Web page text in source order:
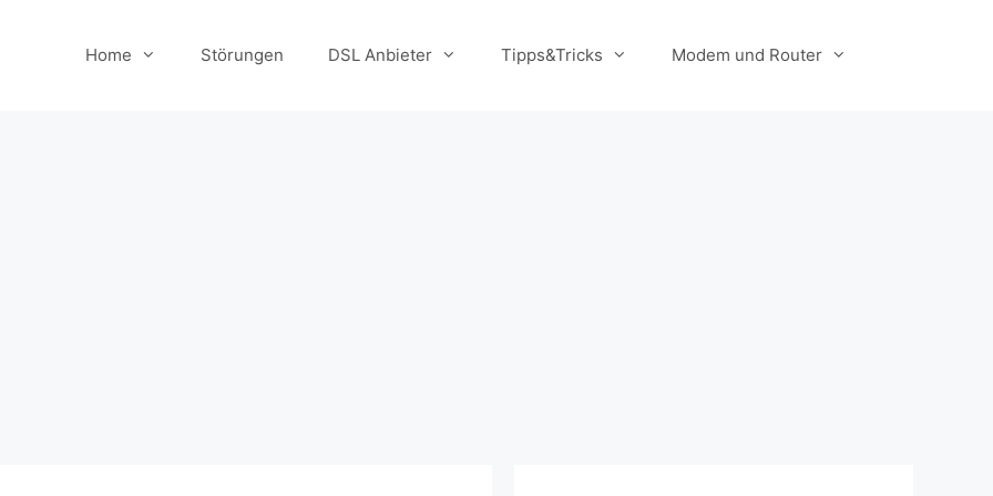
Home Störungen DSL Anbieter Tipps&Tricks Modem und Router